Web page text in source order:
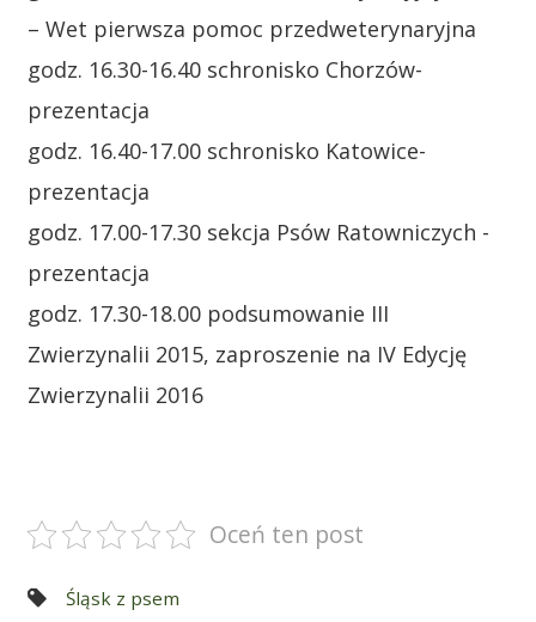
– Wet pierwsza pomoc przedweterynaryjna
godz. 16.30-16.40 schronisko Chorzów-
prezentacja
godz. 16.40-17.00 schronisko Katowice-
prezentacja
godz. 17.00-17.30 sekcja Psów Ratowniczych -
prezentacja
godz. 17.30-18.00 podsumowanie III
Zwierzynalii 2015, zaproszenie na IV Edycję
Zwierzynalii 2016
Oceń ten post
Śląsk z psem